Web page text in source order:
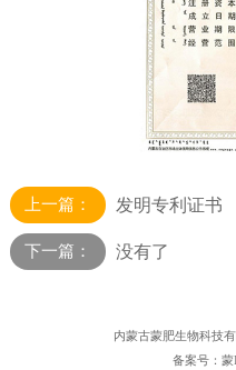
上一篇： 发明专利证书
下一篇： 没有了
内蒙古蒙肥生物科技有
备案号：蒙